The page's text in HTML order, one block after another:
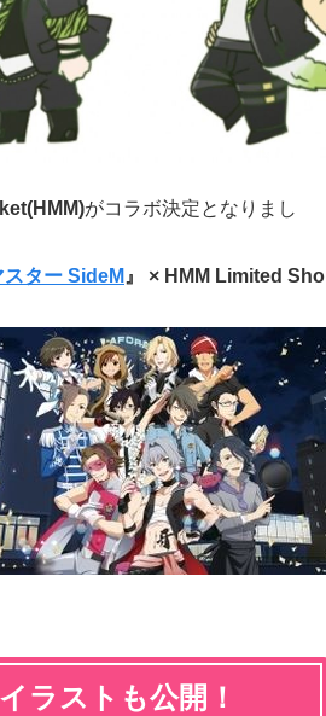
がコラボ決定となりまし
ター SideM 』 × HMM Limited Sho
ラストも公開！